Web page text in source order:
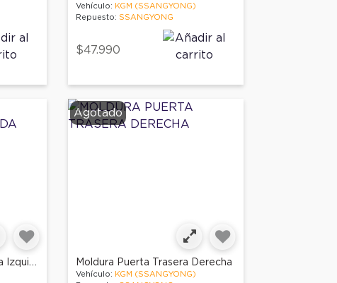
Vehículo: KGM (SSANGYONG)
Repuesto: SSANGYONG
$47.990
Moldura Puerta Delantera Izquierda
Agotado
Moldura Puerta Trasera Derecha
Vehículo: KGM (SSANGYONG)